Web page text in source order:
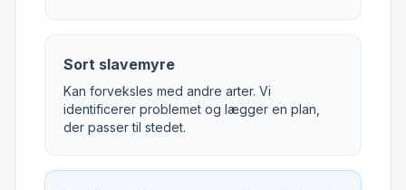
Sort slavemyre
Kan forveksles med andre arter. Vi
identificerer problemet og lægger en plan,
der passer til stedet.